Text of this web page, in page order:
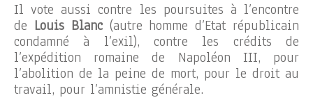
Il vote aussi contre les poursuites à l’encontre
de Louis Blanc(autre homme d’Etat républicain
condamné à l’exil), contre les crédits de
l’expédition romaine de Napoléon III, pour
l’abolition de la peine de mort, pour le droit au
travail, pour l’amnistie générale.